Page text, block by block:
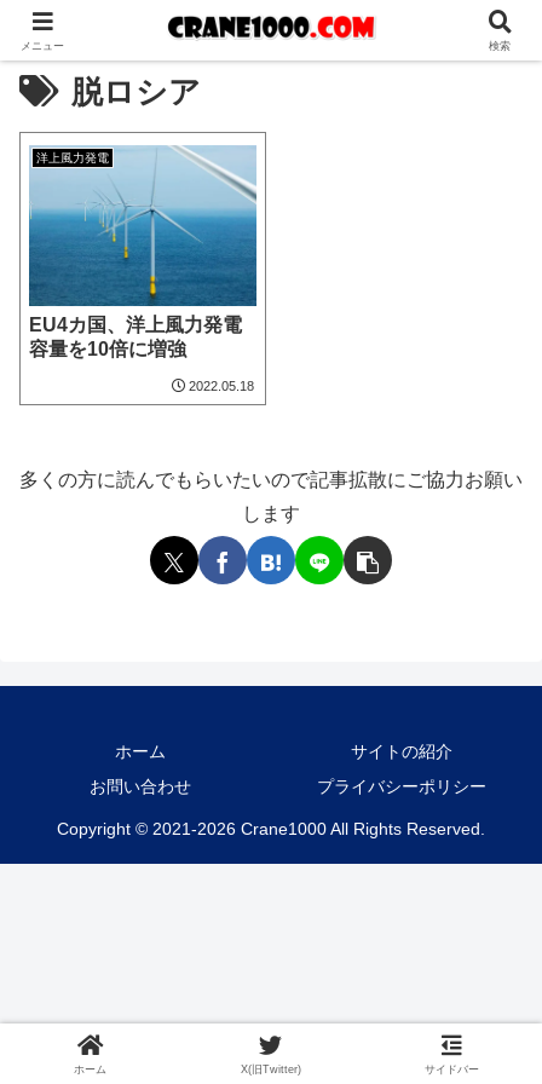
脱ロシア
洋上風力発電
EU4カ国、洋上風力発電
容量を10倍に増強
2022.05.18
多くの方に読んでもらいたいので記事拡散にご協力お願い
します
ホーム
サイトの紹介
お問い合わせ
プライバシーポリシー
Copyright © 2021-2026 Crane1000 All Rights Reserved.
メニュー 検索
ホーム X(旧Twitter) サイドバー